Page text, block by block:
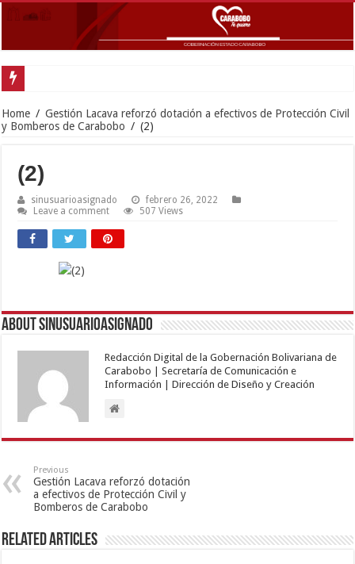
Home / Gestión Lacava reforzó dotación a efectivos de Protección Civil
y Bomberos de Carabobo / (2)
(2)
sinusuarioasignado
febrero 26, 2022
Leave a comment
507 Views
About sinusuarioasignado
Redacción Digital de la Gobernación Bolivariana de
Carabobo | Secretaría de Comunicación e
Información | Dirección de Diseño y Creación
Previous
Gestión Lacava reforzó dotación
a efectivos de Protección Civil y
Bomberos de Carabobo
Related Articles